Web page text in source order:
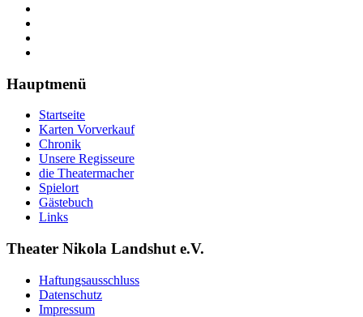
Hauptmenü
Startseite
Karten Vorverkauf
Chronik
Unsere Regisseure
die Theatermacher
Spielort
Gästebuch
Links
Theater Nikola Landshut e.V.
Haftungsausschluss
Datenschutz
Impressum